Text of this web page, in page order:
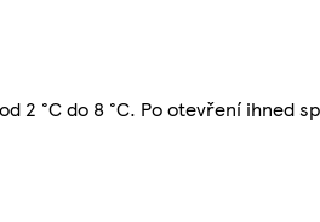
2 °C do 8 °C. Po otevření ihned